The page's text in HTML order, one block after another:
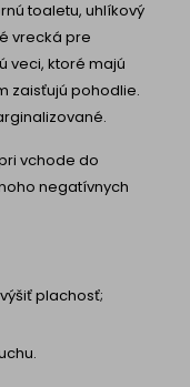
toaletu, uhlíkový
vrecká pre
veci, ktoré majú
zaisťujú pohodlie.
vchode do
negatívnych
plachosť;